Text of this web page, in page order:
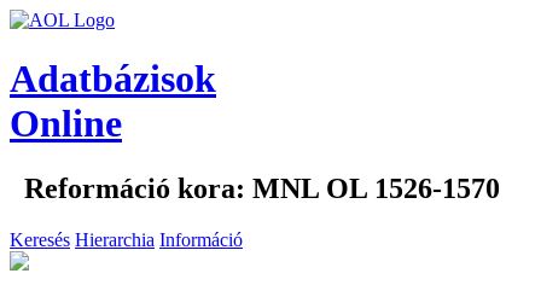
Adatbázisok
Online
Reformáció kora: MNL OL 1526-1570
Keresés Hierarchia Információ